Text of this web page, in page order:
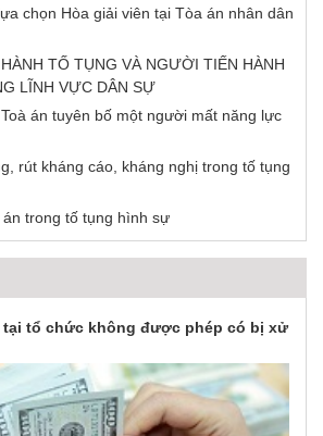
chọn Hòa giải viên tại Tòa án nhân dân
TỐ TỤNG VÀ NGƯỜI TIẾN HÀNH
LĨNH VỰC DÂN SỰ
án tuyên bố một người mất năng lực
rút kháng cáo, kháng nghị trong tố tụng
trong tố tụng hình sự
tại tổ chức không được phép có bị xử